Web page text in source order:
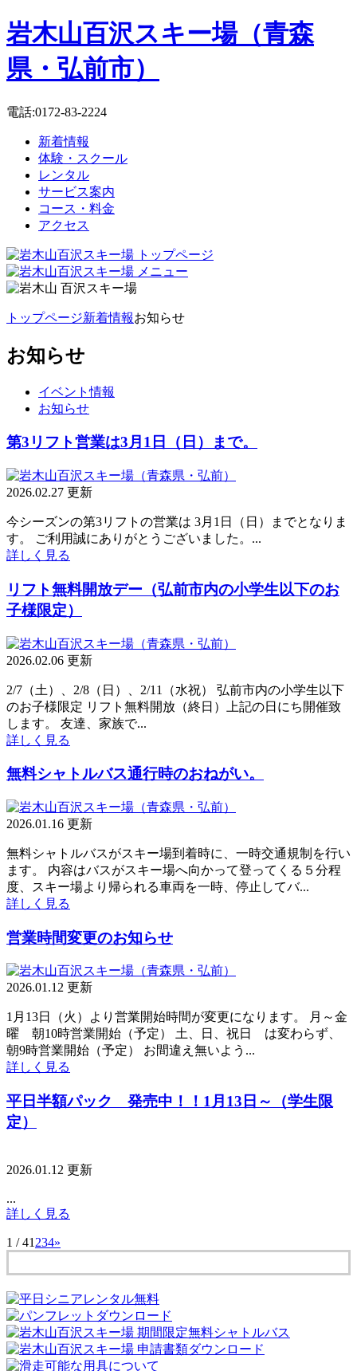
岩木山百沢スキー場（青森
県・弘前市）
電話:0172-83-2224
新着情報
体験・スクール
レンタル
サービス案内
コース・料金
アクセス
トップページ新着情報お知らせ
お知らせ
イベント情報
お知らせ
第3リフト営業は3月1日（日）まで。
2026.02.27 更新
今シーズンの第3リフトの営業は 3月1日（日）までとなりま
す。 ご利用誠にありがとうございました。...
詳しく見る
リフト無料開放デー（弘前市内の小学生以下のお
子様限定）
2026.02.06 更新
2/7（土）、2/8（日）、2/11（水祝） 弘前市内の小学生以下
のお子様限定 リフト無料開放（終日）上記の日にち開催致
します。 友達、家族で...
詳しく見る
無料シャトルバス通行時のおねがい。
2026.01.16 更新
無料シャトルバスがスキー場到着時に、一時交通規制を行い
ます。 内容はバスがスキー場へ向かって登ってくる５分程
度、スキー場より帰られる車両を一時、停止してバ...
詳しく見る
営業時間変更のお知らせ
2026.01.12 更新
1月13日（火）より営業開始時間が変更になります。 月～金
曜 朝10時営業開始（予定） 土、日、祝日 は変わらず、
朝9時営業開始（予定） お間違え無いよう...
詳しく見る
平日半額パック 発売中！！1月13日～（学生限
定）
2026.01.12 更新
...
詳しく見る
1 / 41 234»